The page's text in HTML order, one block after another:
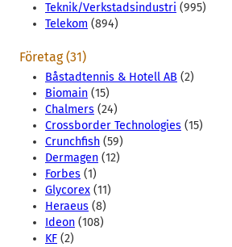
Teknik/Verkstadsindustri (995)
Telekom (894)
Företag (31)
Båstadtennis & Hotell AB (2)
Biomain (15)
Chalmers (24)
Crossborder Technologies (15)
Crunchfish (59)
Dermagen (12)
Forbes (1)
Glycorex (11)
Heraeus (8)
Ideon (108)
KF (2)